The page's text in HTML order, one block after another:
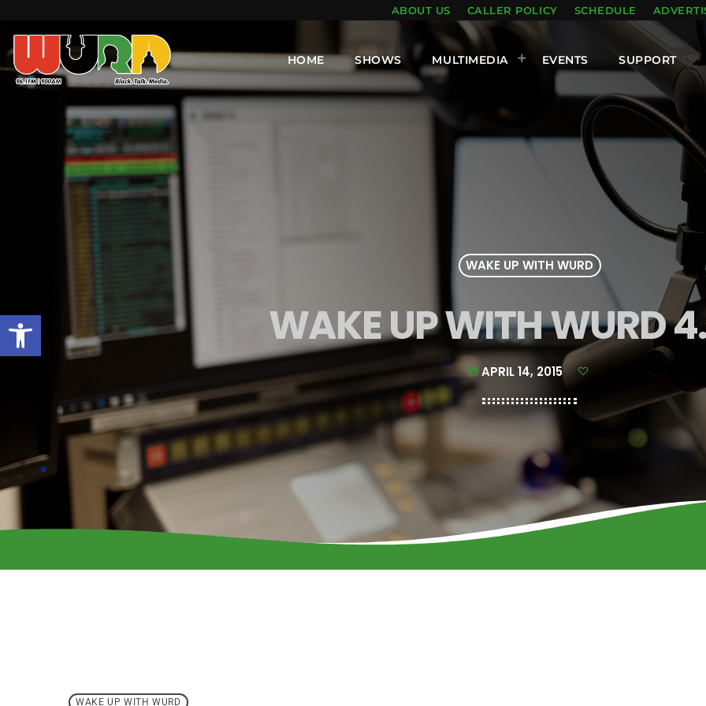
Open toolbar
ABOUT US CALLER POLICY SCHEDULE
HOME SHOWS MULTIMEDIA EVENTS SUPPORT
WAKE UP WITH WURD
WAKE UP WITH WURD
today APRIL 14, 2015
WAKE UP WITH WURD